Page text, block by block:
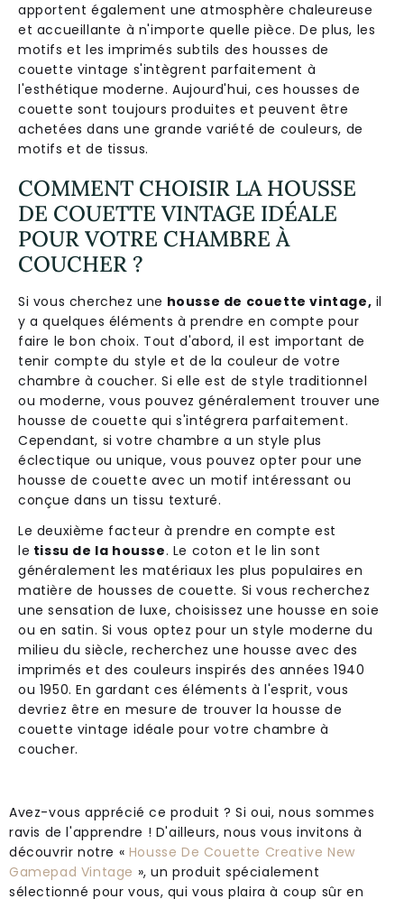
apportent également une atmosphère chaleureuse
et accueillante à n'importe quelle pièce. De plus, les
motifs et les imprimés subtils des housses de
couette vintage s'intègrent parfaitement à
l'esthétique moderne. Aujourd'hui, ces housses de
couette sont toujours produites et peuvent être
achetées dans une grande variété de couleurs, de
motifs et de tissus.
COMMENT CHOISIR LA HOUSSE
DE COUETTE VINTAGE IDÉALE
POUR VOTRE CHAMBRE À
COUCHER ?
Si vous cherchez une housse de couette vintage, il
y a quelques éléments à prendre en compte pour
faire le bon choix. Tout d'abord, il est important de
tenir compte du style et de la couleur de votre
chambre à coucher. Si elle est de style traditionnel
ou moderne, vous pouvez généralement trouver une
housse de couette qui s'intégrera parfaitement.
Cependant, si votre chambre a un style plus
éclectique ou unique, vous pouvez opter pour une
housse de couette avec un motif intéressant ou
conçue dans un tissu texturé.
Le deuxième facteur à prendre en compte est
le tissu de la housse. Le coton et le lin sont
généralement les matériaux les plus populaires en
matière de housses de couette. Si vous recherchez
une sensation de luxe, choisissez une housse en soie
ou en satin. Si vous optez pour un style moderne du
milieu du siècle, recherchez une housse avec des
imprimés et des couleurs inspirés des années 1940
ou 1950. En gardant ces éléments à l'esprit, vous
devriez être en mesure de trouver la housse de
couette vintage idéale pour votre chambre à
coucher.
Avez-vous apprécié ce produit ? Si oui, nous sommes
ravis de l'apprendre ! D'ailleurs, nous vous invitons à
découvrir notre « Housse De Couette Creative New
Gamepad Vintage », un produit spécialement
sélectionné pour vous, qui vous plaira à coup sûr en